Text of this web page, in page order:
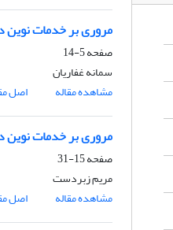
مروری بر خدمات
صفحه5-14
سمانه غفاریان
مشاهده مقاله
اصل
مروری بر خدمات نوین
صفحه15-31
مریم زبردست
مشاهده مقاله
اصل